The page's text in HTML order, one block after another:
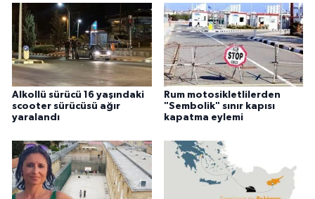
Alkollü sürücü 16 yaşındaki
scooter sürücüsü ağır
yaralandı
Rum motosikletlilerden
"Sembolik" sınır kapısı
kapatma eylemi